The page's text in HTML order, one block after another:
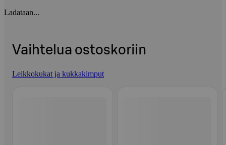
Ladataan...
Vaihtelua ostoskoriin
Leikkokukat ja kukkakimput